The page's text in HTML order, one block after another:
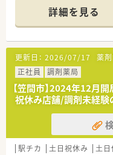
頑張り次第で高給与
■経験や勤務コース
半スタートと業界
■職種や職域に合わ
修を用意されていま
■薬剤師が中心の会
種多様に用意されて
■店舗拡大に伴い、
トのポジションも増
■在宅や教育等の専
とも可能です。
■その他にも、管理
域は多種多様です。
■在宅実施店舗は年
詳細を見る
更新日： 2026/07/17 薬剤
正社員
調剤薬局
【笠間市】2024年12月
祝休み店舗/調剤未経験
駅チカ 土日祝休み 土